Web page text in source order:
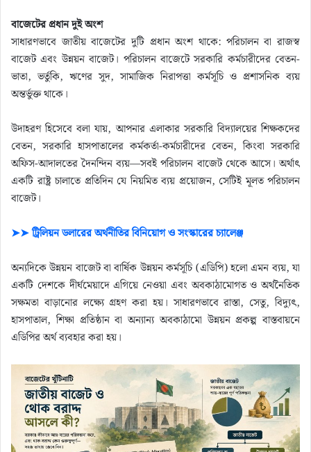
বাজেটের প্রধান দুই অংশ
সাধারণভাবে জাতীয় বাজেটের দুটি প্রধান অংশ থাকে: পরিচালন বা রাজস্ব
বাজেট এবং উন্নয়ন বাজেট। পরিচালন বাজেটে সরকারি কর্মচারীদের বেতন-
ভাতা, ভর্তুকি, ঋণের সুদ, সামাজিক নিরাপত্তা কর্মসূচি ও প্রশাসনিক ব্যয়
অন্তর্ভুক্ত থাকে।
উদাহরণ হিসেবে বলা যায়, আপনার এলাকার সরকারি বিদ্যালয়ের শিক্ষকদের
বেতন, সরকারি হাসপাতালের কর্মকর্তা-কর্মচারীদের বেতন, কিংবা সরকারি
অফিস-আদালতের দৈনন্দিন ব্যয়—সবই পরিচালন বাজেট থেকে আসে। অর্থাৎ
একটি রাষ্ট্র চালাতে প্রতিদিন যে নিয়মিত ব্যয় প্রয়োজন, সেটিই মূলত পরিচালন
বাজেট।
➤➤ ট্রিলিয়ন ডলারের অর্থনীতির বিনিয়োগ ও সংস্কারের চ্যালেঞ্জ
অন্যদিকে উন্নয়ন বাজেট বা বার্ষিক উন্নয়ন কর্মসূচি (এডিপি) হলো এমন ব্যয়, যা
একটি দেশকে দীর্ঘমেয়াদে এগিয়ে নেওয়া এবং অবকাঠামোগত ও অর্থনৈতিক
সক্ষমতা বাড়ানোর লক্ষ্যে গ্রহণ করা হয়। সাধারণভাবে রাস্তা, সেতু, বিদ্যুৎ,
হাসপাতাল, শিক্ষা প্রতিষ্ঠান বা অন্যান্য অবকাঠামো উন্নয়ন প্রকল্প বাস্তবায়নে
এডিপির অর্থ ব্যবহার করা হয়।